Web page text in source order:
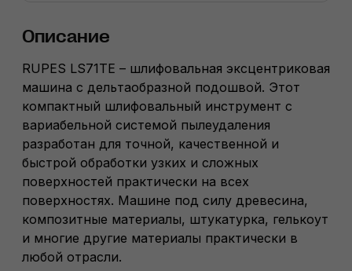
Описание
RUPES LS71TE – шлифовальная эксцентриковая
машина с дельтаобразной подошвой. Этот
компактный шлифовальный инструмент c
вариабельной системой пылеудаления
разработан для точной, качественной и
быстрой обработки узких и сложных
поверхностей практически на всех
поверхностях. Машине под силу древесина,
композитные материалы, штукатурка, гелькоут
и многие другие материалы практически в
любой отрасли.